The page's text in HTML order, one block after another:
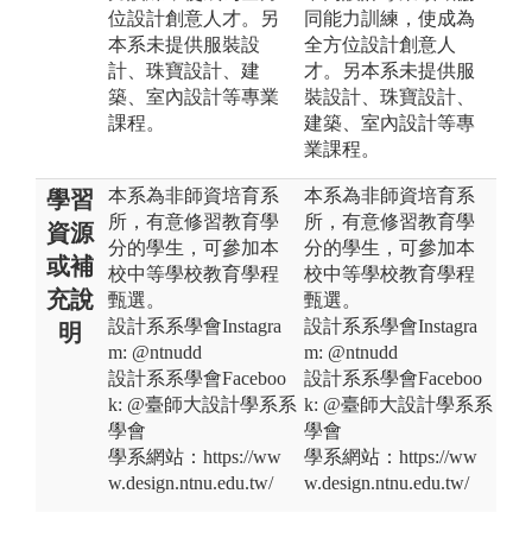
位設計創意人才。另
本系未提供服裝設
計、珠寶設計、建
築、室內設計等專業
課程。
同能力訓練，使成為
全方位設計創意人
才。另本系未提供服
裝設計、珠寶設計、
建築、室內設計等專
業課程。
學習
資源
或補
充說
明
本系為非師資培育系
所，有意修習教育學
分的學生，可參加本
校中等學校教育學程
甄選。
設計系系學會Instagra
m: @ntnudd
設計系系學會Faceboo
k: @臺師大設計學系系
學會
學系網站：https://ww
w.design.ntnu.edu.tw/
本系為非師資培育系
所，有意修習教育學
分的學生，可參加本
校中等學校教育學程
甄選。
設計系系學會Instagra
m: @ntnudd
設計系系學會Faceboo
k: @臺師大設計學系系
學會
學系網站：https://ww
w.design.ntnu.edu.tw/